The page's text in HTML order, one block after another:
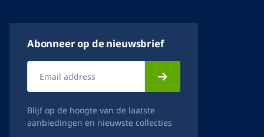
Abonneer op de nieuwsbrief
Blijf op de hoogte van de laatste
aanbiedingen en nieuwste collecties